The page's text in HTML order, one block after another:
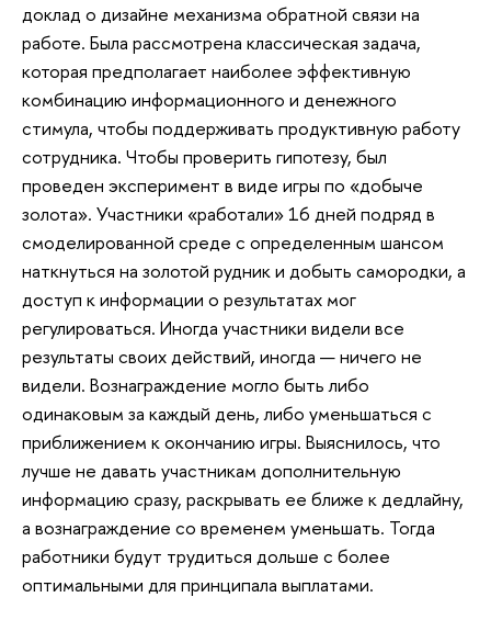
доклад о дизайне механизма обратной связи на
работе. Была рассмотрена классическая задача,
которая предполагает наиболее эффективную
комбинацию информационного и денежного
стимула, чтобы поддерживать продуктивную работу
сотрудника. Чтобы проверить гипотезу, был
проведен эксперимент в виде игры по «добыче
золота». Участники «работали» 16 дней подряд в
смоделированной среде с определенным шансом
наткнуться на золотой рудник и добыть самородки, а
доступ к информации о результатах мог
регулироваться. Иногда участники видели все
результаты своих действий, иногда — ничего не
видели. Вознаграждение могло быть либо
одинаковым за каждый день, либо уменьшаться с
приближением к окончанию игры. Выяснилось, что
лучше не давать участникам дополнительную
информацию сразу, раскрывать ее ближе к дедлайну,
а вознаграждение со временем уменьшать. Тогда
работники будут трудиться дольше с более
оптимальными для принципала выплатами.